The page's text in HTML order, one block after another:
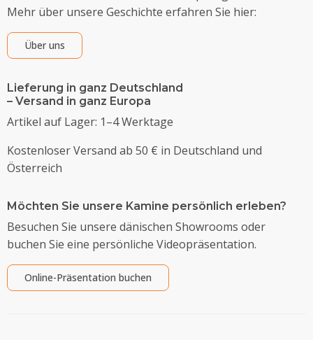
Mehr über unsere Geschichte erfahren Sie hier:
Über uns
Lieferung in ganz Deutschland
– Versand in ganz Europa
Artikel auf Lager: 1–4 Werktage
Kostenloser Versand ab 50 € in Deutschland und
Österreich
Möchten Sie unsere Kamine persönlich erleben?
Besuchen Sie unsere dänischen Showrooms oder
buchen Sie eine persönliche Videopräsentation.
Online-Präsentation buchen